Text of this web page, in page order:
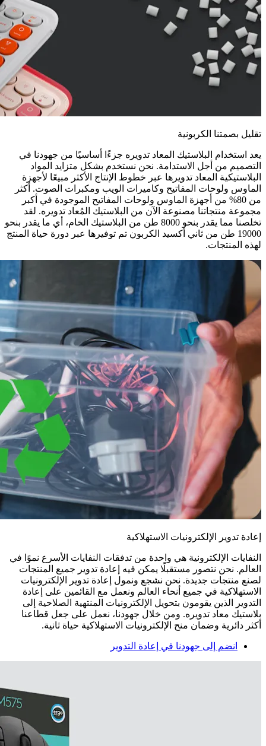
تقليل بصمتنا الكربونية
يعد استخدام البلاستيك المعاد تدويره جزءًا أساسيًا من جهودنا في
التصميم من أجل الاستدامة. نحن نستخدم بشكل متزايد المواد
البلاستيكية المعاد تدويرها عبر خطوط الإنتاج الأكثر مبيعًا لأجهزة
الماوس ولوحات المفاتيح وكاميرات الويب ومكبرات الصوت. أكثر
من 80% من أجهزة الماوس ولوحات المفاتيح الموجودة في أكبر
مجموعة منتجاتنا مصنوعة الآن من البلاستيك المُعاد تدويره. لقد
تخلصنا مما يقدر بنحو 8000 طن من البلاستيك الخام، أي ما يقدر بنحو
19000 طن من ثاني أكسيد الكربون تم توفيرها عبر دورة حياة المنتج
لهذه المنتجات.
إعادة تدوير الإلكترونيات الاستهلاكية
النفايات الإلكترونية هي واحدة من تدفقات النفايات الأسرع نموًا في
العالم. نحن نتصور مستقبلًا يمكن فيه إعادة تدوير جميع المنتجات
لصنع منتجات جديدة. نحن نشجع ونمول إعادة تدوير الإلكترونيات
الاستهلاكية في جميع أنحاء العالم ونعمل مع القائمين على إعادة
التدوير الذين يقومون بتحويل الإلكترونيات المنتهية الصلاحية إلى
بلاستيك معاد تدويره. ومن خلال جهودنا، نعمل على جعل قطاعنا
أكثر دائرية وضمان منح الإلكترونيات الاستهلاكية حياة ثانية.
انضم إلى جهودنا في إعادة التدوير